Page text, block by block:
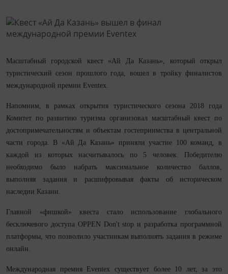
Масштабный городской квест «Ай Да Казань», который открыл
туристический сезон прошлого года, вошел в тройку финалистов
международной премии Eventex.
Напомним, в рамках открытия туристического сезона 2018 года
Комитет по развитию туризма организовал масштабный квест по
достопримечательностям и объектам гостеприимства в центральной
части города. В «Ай Да Казань» приняли участие 100 команд, в
каждой из которых насчитывалось по 5 человек. Победителю
необходимо было набрать максимальное количество баллов,
выполняя задания и расшифровывая факты об историческом
наследии Казани.
Главной «фишкой» квеста стало использование глобального
бесключевого доступа OPPEN Don't stop и разработка программной
платформы, что позволило участникам выполнять задания в режиме
онлайн.
Международная премия Eventex существует более 10 лет, за это